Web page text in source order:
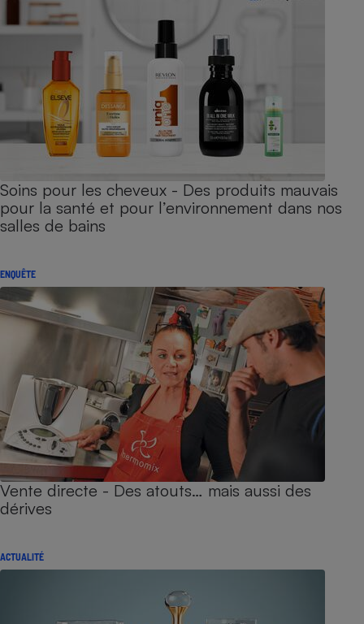
Soins pour les cheveux - Des produits mauvais
pour la santé et pour l’environnement dans nos
salles de bains
ENQUÊTE
Vente directe - Des atouts… mais aussi des
dérives
ACTUALITÉ